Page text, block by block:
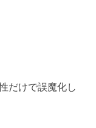
だけで誤魔化し